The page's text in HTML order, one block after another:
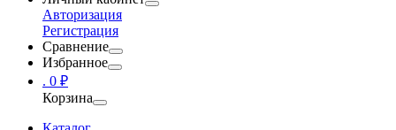
Авторизация
Регистрация
Сравнение
Избранное
. 0 ₽
Корзина